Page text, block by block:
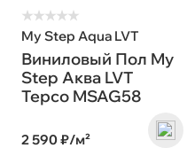
★★★★★
My Step Aqua LVT
Виниловый Пол My
Step Аква LVT
Терсо MSAG58
2 590 ₽/м²